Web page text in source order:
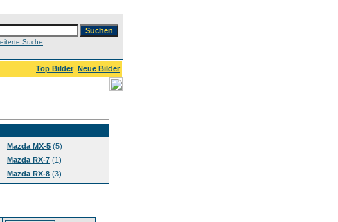
Suche
Top Bilder Neue Bilder
Mazda MX-5 (5)
Mazda RX-7 (1)
Mazda RX-8 (3)